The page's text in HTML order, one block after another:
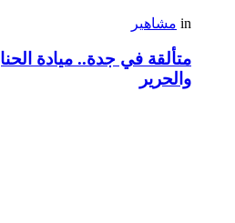
in مشاهير
متألقة في جدة.. ميادة
والحرير